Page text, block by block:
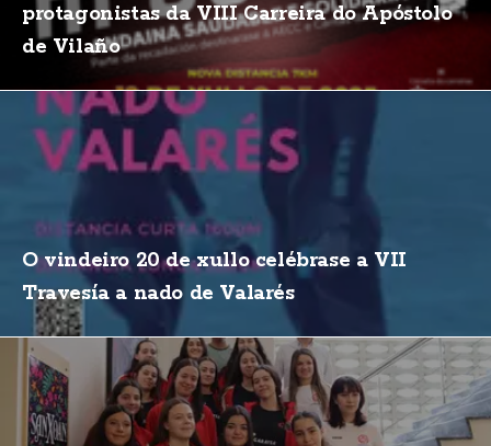
protagonistas da VIII Carreira do Apóstolo
de Vilaño
O vindeiro 20 de xullo celébrase a VII
Travesía a nado de Valarés